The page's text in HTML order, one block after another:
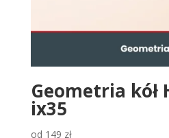
Geometria kół
ix35
od 149 zł